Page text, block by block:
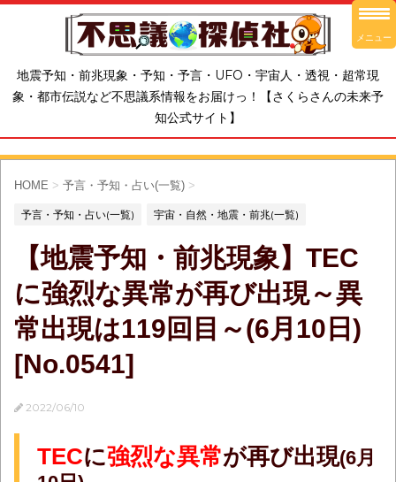
地震予知・前兆現象・予知・予言・UFO・宇宙人・透視・超常現
象・都市伝説など不思議系情報をお届けっ！【さくらさんの未来予
知公式サイト】
HOME > 予言・予知・占い(一覧) >
予言・予知・占い(一覧) 宇宙・自然・地震・前兆(一覧)
【地震予知・前兆現象】TEC
に強烈な異常が再び出現～異
常出現は119回目～(6月10日)
[No.0541]
2022/06/10
TECに強烈な異常が再び出現(6月
メニュー